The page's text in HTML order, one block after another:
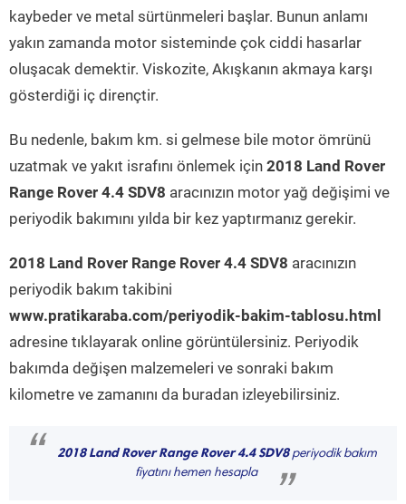
kaybeder ve metal sürtünmeleri başlar. Bunun anlamı
yakın zamanda motor sisteminde çok ciddi hasarlar
oluşacak demektir. Viskozite, Akışkanın akmaya karşı
gösterdiği iç dirençtir.
Bu nedenle, bakım km. si gelmese bile motor ömrünü
uzatmak ve yakıt israfını önlemek için 2018 Land Rover
Range Rover 4.4 SDV8 aracınızın motor yağ değişimi ve
periyodik bakımını yılda bir kez yaptırmanız gerekir.
2018 Land Rover Range Rover 4.4 SDV8 aracınızın
periyodik bakım takibini
www.pratikaraba.com/periyodik-bakim-tablosu.html
adresine tıklayarak online görüntülersiniz. Periyodik
bakımda değişen malzemeleri ve sonraki bakım
kilometre ve zamanını da buradan izleyebilirsiniz.
“ 2018 Land Rover Range Rover 4.4 SDV8periyodik bakım
fiyatını hemen hesapla